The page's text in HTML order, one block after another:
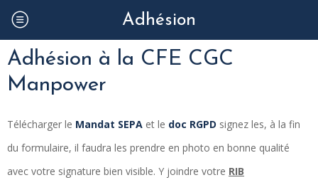
Adhésion
Adhésion à la CFE CGC
Manpower
Télécharger le Mandat SEPA et le doc RGPD signez les, à la fin
du formulaire, il faudra les prendre en photo en bonne qualité
avec votre signature bien visible. Y joindre votre RIB